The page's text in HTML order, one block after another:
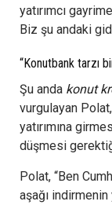
yatırımcı
Biz şu andaki
“Konutbank tarzı
Şu anda konut
vurgulayan
yatırımına
düşmesi
Polat, “Ben
aşağı indirmenin